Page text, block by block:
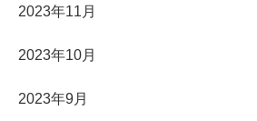
2023年11月
2023年10月
2023年9月